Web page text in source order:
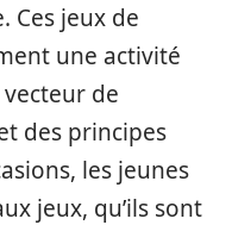
Ces jeux de
une activité
de
des principes
les jeunes
jeux, qu’ils sont